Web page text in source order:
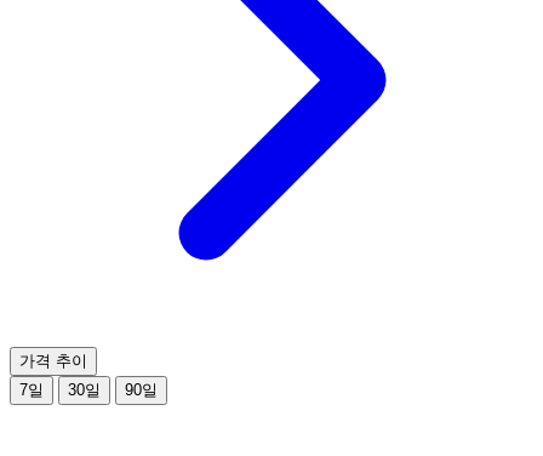
가격 추이
7일
30일 90일